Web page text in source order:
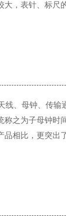
大，表针、标尺
线、母钟、传
之为子母钟
相比，更突出